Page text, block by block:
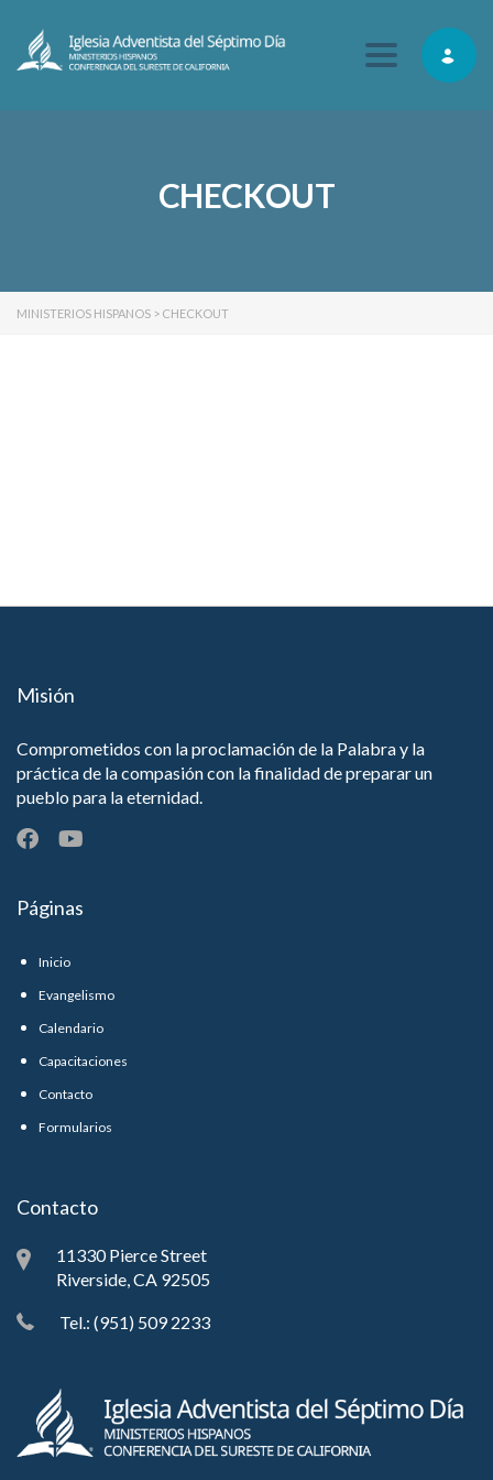
Toggle
CHECKOUT
MINISTERIOS HISPANOS > CHECKOUT
Misión
Comprometidos con la proclamación de la Palabra y la
práctica de la compasión con la finalidad de preparar un
pueblo para la eternidad.
Páginas
Inicio
Evangelismo
Calendario
Capacitaciones
Contacto
Formularios
Contacto
11330 Pierce Street
Riverside, CA 92505
Tel.: (951) 509 2233